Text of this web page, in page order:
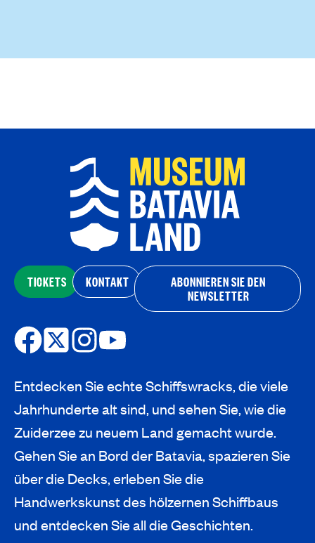
TICKETS KONTAKT
ABONNIEREN SIE DEN
NEWSLETTER
Entdecken Sie echte Schiffswracks, die viele
Jahrhunderte alt sind, und sehen Sie, wie die
Zuiderzee zu neuem Land gemacht wurde.
Gehen Sie an Bord der Batavia, spazieren Sie
über die Decks, erleben Sie die
Handwerkskunst des hölzernen Schiffbaus
und entdecken Sie all die Geschichten.